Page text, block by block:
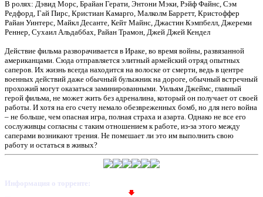
В ролях: Дэвид Морс, Брайан Герати, Энтони Мэки, Рэйф Файнс, Сэм
Редфорд, Гай Пирс, Кристиан Камарго, Малколм Барретт, Кристоффер
Райан Уинтерс, Майкл Десанте, Кейт Майнс, Джастин Кэмпбелл, Джереми
Реннер, Сухаил Альдаббах, Райан Трамон, Джей Джей Кендел
Действие фильма разворачивается в Ираке, во время войны, развязанной
американцами. Сюда отправляется элитный армейский отряд опытных
саперов. Их жизнь всегда находится на волоске от смерти, ведь в центре
военных действий даже обычный булыжник на дороге, обычный встречный
прохожий могут оказаться заминированными. Уильям Джеймс, главный
герой фильма, не может жить без адреналина, который он получает от своей
работы. И хотя на его счету немало обезвреженных бомб, но для него война
– не больше, чем опасная игра, полная страха и азарта. Однако не все его
сослуживцы согласны с таким отношением к работе, из-за этого между
саперами возникают трения. Не помешает ли это им выполнить свою
работу и остаться в живых?
Информация о торренте: